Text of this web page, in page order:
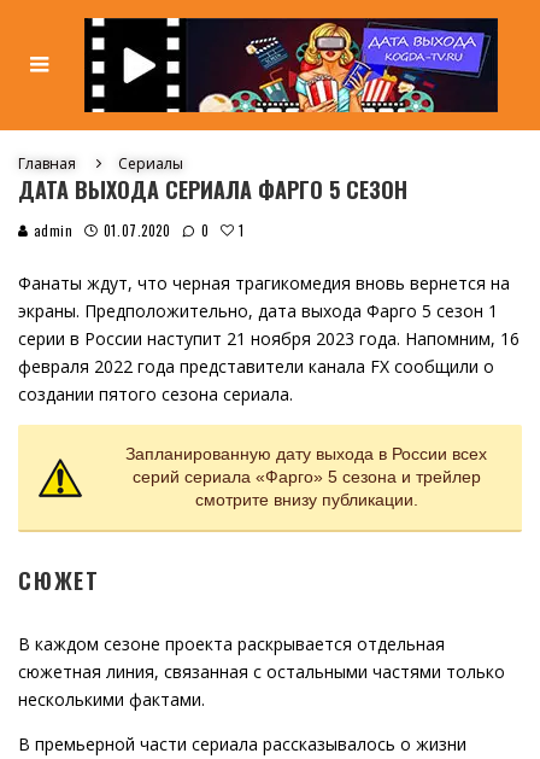
Главная Сериалы
ДАТА ВЫХОДА СЕРИАЛА ФАРГО 5 СЕЗОН
admin 01.07.2020 0 1
Фанаты ждут, что черная трагикомедия вновь вернется на
экраны. Предположительно, дата выхода Фарго 5 сезон 1
серии в России наступит 21 ноября 2023 года. Напомним, 16
февраля 2022 года представители канала FX сообщили о
создании пятого сезона сериала.
Запланированную дату выхода в России всех
серий сериала «Фарго» 5 сезона и трейлер
смотрите внизу публикации.
СЮЖЕТ
В каждом сезоне проекта раскрывается отдельная
сюжетная линия, связанная с остальными частями только
несколькими фактами.
В премьерной части сериала рассказывалось о жизни